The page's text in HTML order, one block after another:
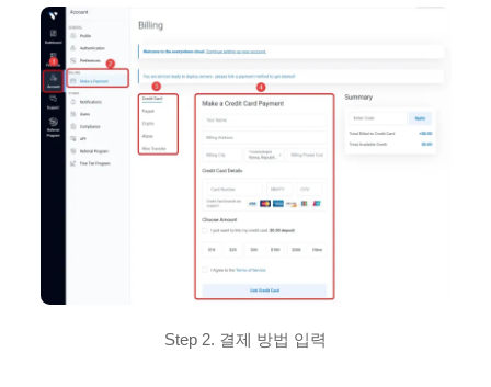
Step 2. 결제 방법 입력